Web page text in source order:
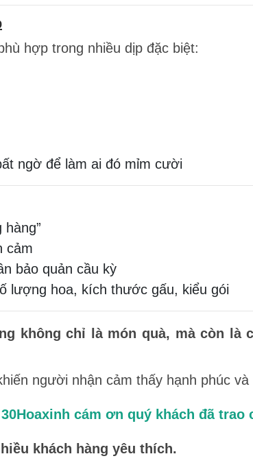
hợp trong nhiều dịp đặc biệt:
ngờ để làm ai đó mỉm cười
hàng”
cảm
bảo quản cầu kỳ
lượng hoa, kích thước gấu, kiểu gói
không chỉ là món quà, mà còn là
người nhận cảm thấy hạnh phúc
cám ơn quý khách đã trao
khách hàng yêu thích.